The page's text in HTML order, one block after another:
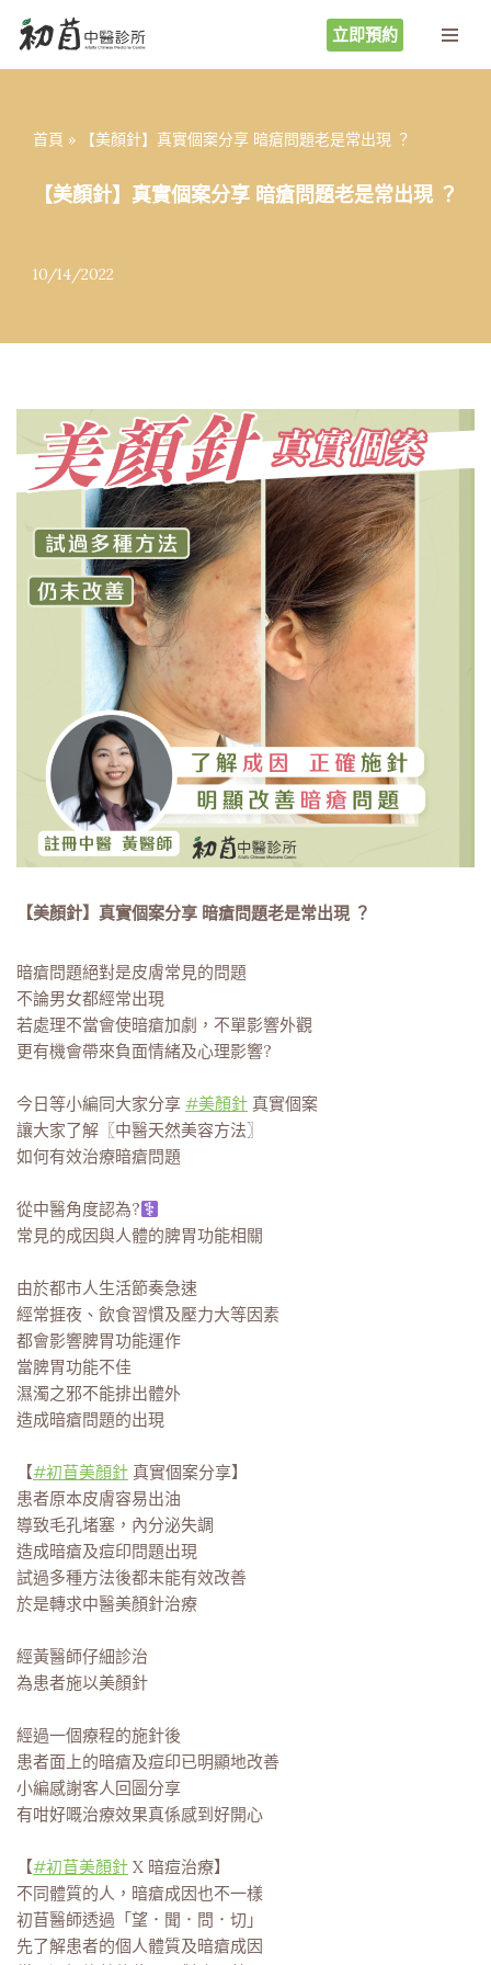
立即預約
首頁 » 【美顏針】真實個案分享 暗瘡問題老是常出現 ？ ​
【美顏針】真實個案分享 暗瘡問題老是常出現 ？
10/14/2022
【美顏針】真實個案分享 暗瘡問題老是常出現 ？ ​
暗瘡問題絕對是皮膚常見的問題
不論男女都經常出現
若處理不當會使暗瘡加劇，不單影響外觀
更有機會帶來負面情緒及心理影響?
今日等小編同大家分享 #美顏針 真實個案
讓大家了解〖中醫天然美容方法〗
如何有效治療暗瘡問題
從中醫角度認為?‍
常見的成因與人體的脾胃功能相關
由於都市人生活節奏急速
經常捱夜、飲食習慣及壓力大等因素
都會影響脾胃功能運作
當脾胃功能不佳
濕濁之邪不能排出體外
造成暗瘡問題的出現
【#初苜美顏針 真實個案分享】
患者原本皮膚容易出油
導致毛孔堵塞，內分泌失調
造成暗瘡及痘印問題出現
試過多種方法後都未能有效改善
於是轉求中醫美顏針治療
經黃醫師仔細診治
為患者施以美顏針
經過一個療程的施針後
患者面上的暗瘡及痘印已明顯地改善
小編感謝客人回圖分享
有咁好嘅治療效果真係感到好開心
【#初苜美顏針 X 暗痘治療】
不同體質的人，暗瘡成因也不一樣
初苜醫師透過「望．聞．問．切」
先了解患者的個人體質及暗瘡成因